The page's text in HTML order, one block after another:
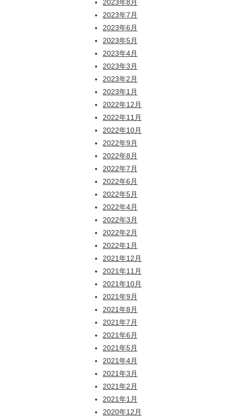
2023年8月
2023年7月
2023年6月
2023年5月
2023年4月
2023年3月
2023年2月
2023年1月
2022年12月
2022年11月
2022年10月
2022年9月
2022年8月
2022年7月
2022年6月
2022年5月
2022年4月
2022年3月
2022年2月
2022年1月
2021年12月
2021年11月
2021年10月
2021年9月
2021年8月
2021年7月
2021年6月
2021年5月
2021年4月
2021年3月
2021年2月
2021年1月
2020年12月